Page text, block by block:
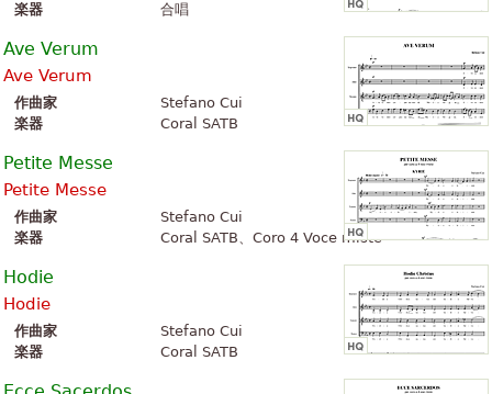
楽器
合唱
Ave Verum
Ave Verum
作曲家
Stefano Cui
楽器
Coral SATB
Petite Messe
Petite Messe
作曲家
Stefano Cui
楽器
Coral SATB、Coro 4 Voce miste
Hodie
Hodie
作曲家
Stefano Cui
楽器
Coral SATB